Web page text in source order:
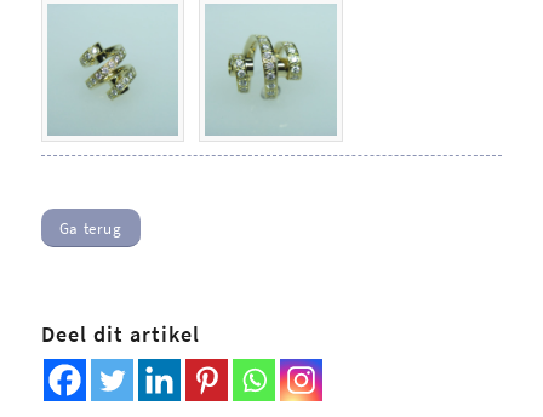
Ga terug
Deel dit artikel